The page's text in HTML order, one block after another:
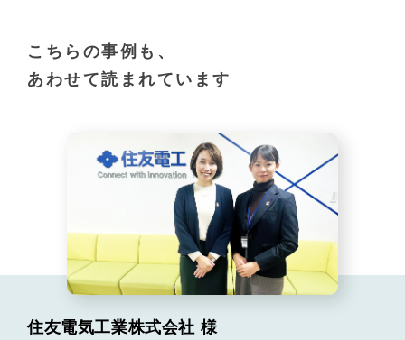
こちらの事例も、
あわせて読まれています
住友電気工業株式会社 様